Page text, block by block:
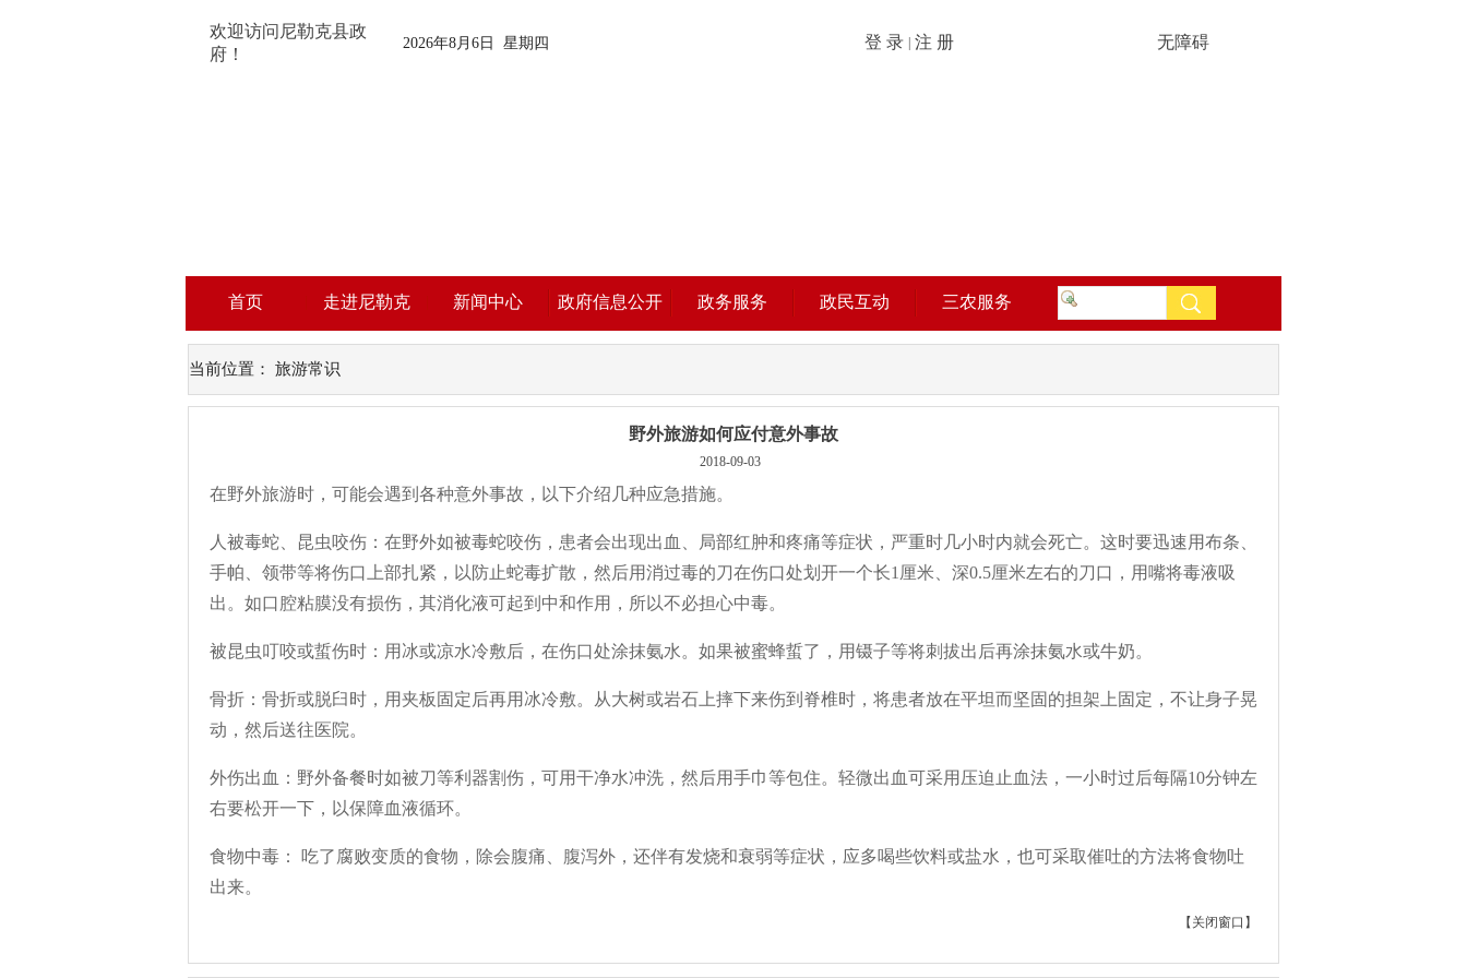
欢迎访问尼勒克县政
府！
2026年8月6日 星期四 登 录 注 册 无障碍
首页 走进尼勒克 新闻中心 政府信息公开 政务服务 政民互动 三农服务
当前位置： 旅游常识
野外旅游如何应付意外事故
2018-09-03
在野外旅游时，可能会遇到各种意外事故，以下介绍几种应急措施。
人被毒蛇、昆虫咬伤 ：在野外如被毒蛇咬伤，患者会出现出血、局部红肿和疼痛等症状，严重时几小时内就会死亡。这时要迅速用布条、
手帕、领带等将伤口上部扎紧，以防止蛇毒扩散，然后用消过毒的刀在伤口处划开一个长1厘米、深0.5厘米左右的刀口，用嘴将毒液吸
出。如口腔粘膜没有损伤，其消化液可起到中和作用，所以不必担心中毒。
被昆虫叮咬或蜇伤时 ：用冰或凉水冷敷后，在伤口处涂抹氨水。如果被蜜蜂蜇了，用镊子等将刺拔出后再涂抹氨水或牛奶。
骨折 ：骨折或脱臼时，用夹板固定后再用冰冷敷。从大树或岩石上摔下来伤到脊椎时，将患者放在平坦而坚固的担架上固定，不让身子晃
动，然后送往医院。
外伤出血 ：野外备餐时如被刀等利器割伤，可用干净水冲洗，然后用手巾等包住。轻微出血可采用压迫止血法，一小时过后每隔10分钟左
右要松开一下，以保障血液循环。
食物中毒 ： 吃了腐败变质的食物，除会腹痛、腹泻外，还伴有发烧和衰弱等症状，应多喝些饮料或盐水，也可采取催吐的方法将食物吐
出来。
【 关闭窗口 】